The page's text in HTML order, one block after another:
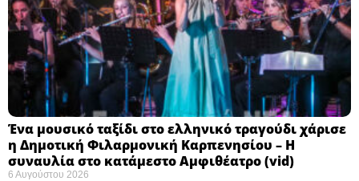
Ένα μουσικό ταξίδι στο ελληνικό τραγούδι χάρισε
η Δημοτική Φιλαρμονική Καρπενησίου – Η
συναυλία στο κατάμεστο Αμφιθέατρο (vid)
6 Αυγούστου 2026